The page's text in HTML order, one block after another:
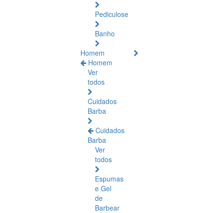
Pediculose
Banho
Homem
Homem
Ver
todos
Cuidados
Barba
Cuidados
Barba
Ver
todos
Espumas
e Gel
de
Barbear